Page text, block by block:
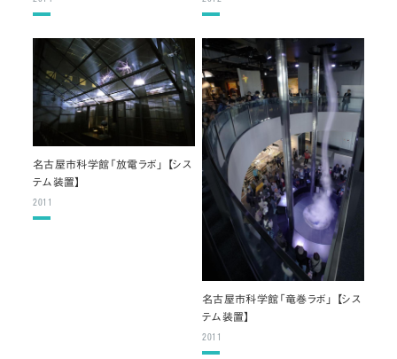
名古屋市科学館「放電ラボ」 【シス
テム装置】
2011
名古屋市科学館「竜巻ラボ」 【シス
テム装置】
2011